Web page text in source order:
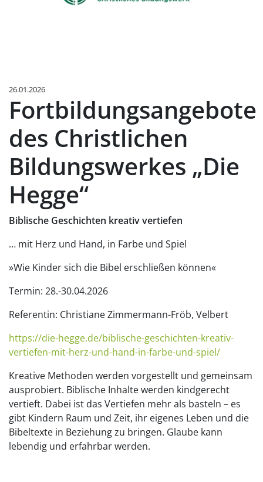
26.01.2026
Fortbildungsangebote
des Christlichen
Bildungswerkes „Die
Hegge“
Biblische Geschichten kreativ vertiefen
… mit Herz und Hand, in Farbe und Spiel
»Wie Kinder sich die Bibel erschließen können«
Termin: 28.-30.04.2026
Referentin: Christiane Zimmermann-Fröb, Velbert
https://die-hegge.de/biblische-geschichten-kreativ-
vertiefen-mit-herz-und-hand-in-farbe-und-spiel/
Kreative Methoden werden vorgestellt und gemeinsam
ausprobiert. Biblische Inhalte werden kindgerecht
vertieft. Dabei ist das Vertiefen mehr als basteln – es
gibt Kindern Raum und Zeit, ihr eigenes Leben und die
Bibeltexte in Beziehung zu bringen. Glaube kann
lebendig und erfahrbar werden.